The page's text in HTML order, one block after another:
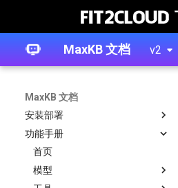
MaxKB 文档 v2
MaxKB 文档
产品介绍
快速入门
系统架构
安装部署
离线安装（生产环境推荐）
在线安装
1Panel 安装
功能手册
首页
模型